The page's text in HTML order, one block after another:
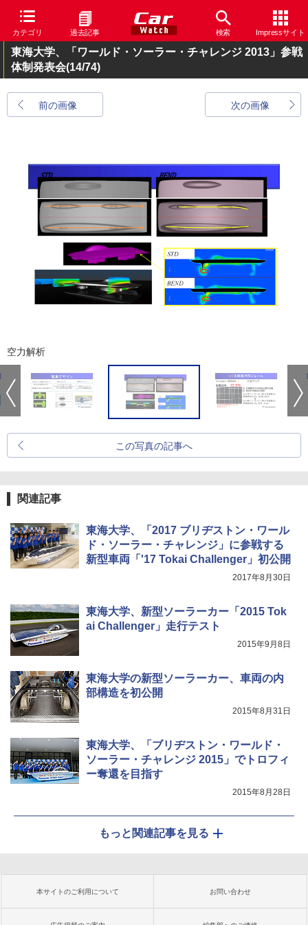
カテゴリ 過去記事 検索 Impressサイト
東海大学、「ワールド・ソーラー・チャレンジ 2013」参戦
体制発表会(14/74)
前の画像 次の画像
空力解析
この写真の記事へ
関連記事
東海大学、「2017 ブリヂストン・ワール
ド・ソーラー・チャレンジ」に参戦する
新型車両「'17 Tokai Challenger」初公開
2017年8月30日
東海大学、新型ソーラーカー「2015 Tok
ai Challenger」走行テスト
2015年9月8日
東海大学の新型ソーラーカー、車両の内
部構造を初公開
2015年8月31日
東海大学、「ブリヂストン・ワールド・
ソーラー・チャレンジ 2015」でトロフィ
ー奪還を目指す
2015年8月28日
もっと関連記事を見る
本サイトのご利用について お問い合わせ